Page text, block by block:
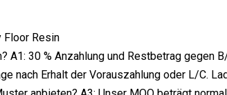
A1: 30 % Anzahlung und Restbetrag
nach Erhalt der Vorauszahlung oder L/C.